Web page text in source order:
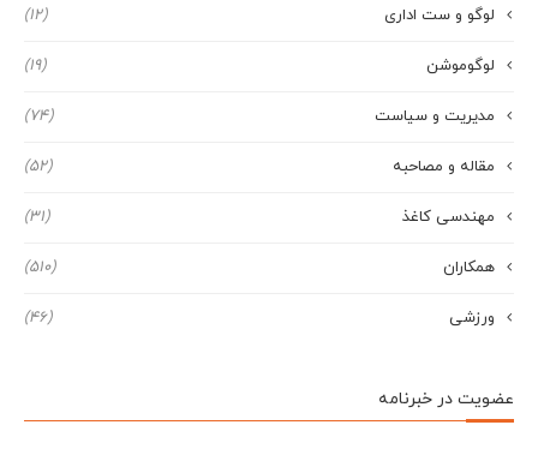
لوگو و ست اداری (12)
لوگوموشن (19)
مدیریت و سیاست (74)
مقاله و مصاحبه (52)
مهندسی کاغذ (31)
همکاران (510)
ورزشی (46)
عضویت در خبرنامه